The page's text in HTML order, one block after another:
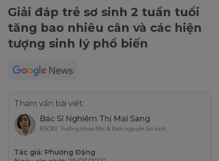
Giải đáp trẻ sơ sinh 2 tuần tuổi
tăng bao nhiêu cân và các hiện
tượng sinh lý phổ biến
Tham vấn bài viết:
Bác Sĩ Nghiêm Thị Mai Sang
BSCKII, Trưởng khoa Nhi & Đơn nguyên Sơ sinh
Tác giả: Phương Đặng